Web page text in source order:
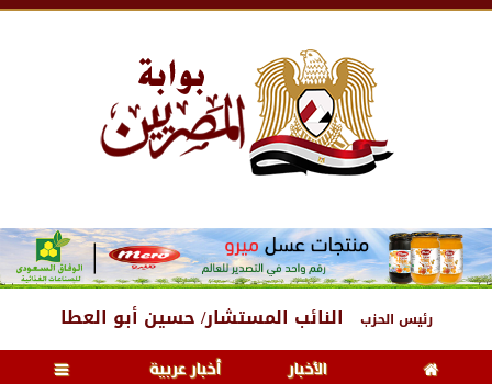
رئيس الحزب النائب المستشار/ حسين أبو العطا
الأخبار أخبار عربية